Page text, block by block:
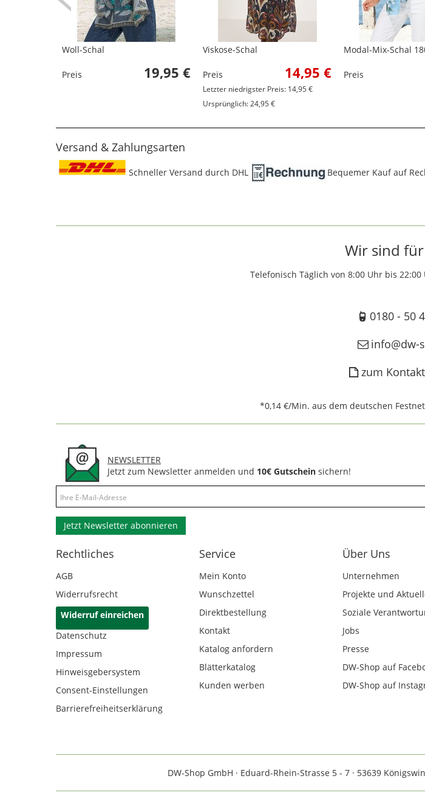
Woll-Schal
Preis 19,95 €
Viskose-Schal
Preis 14,95 €
Letzter niedrigster Preis: 14,95 €
Ursprünglich: 24,95 €
Modal-Mix-Schal
Preis
Versand & Zahlungsarten
Schneller Versand durch DHL Bequemer Kauf auf
Wir sind für
Telefonisch Täglich von 8:00 Uhr bis
0180 - 50
info@dw-
zum
*0,14 €/Min. aus dem deutschen
NEWSLETTER
Jetzt zum Newsletter anmelden und 10€ Gutschein sichern!
Jetzt Newsletter abonnieren
Rechtliches
AGB
Widerrufsrecht
Widerruf einreichen
Datenschutz
Impressum
Hinweisgebersystem
Consent-Einstellungen
Barrierefreiheitserklärung
Service
Mein Konto
Wunschzettel
Direktbestellung
Kontakt
Katalog anfordern
Blätterkatalog
Kunden werben
Über Uns
Unternehmen
Projekte und
Soziale
Jobs
Presse
DW-Shop auf
DW-Shop auf
DW-Shop GmbH · Eduard-Rhein-Strasse 5 - 7 · 53639